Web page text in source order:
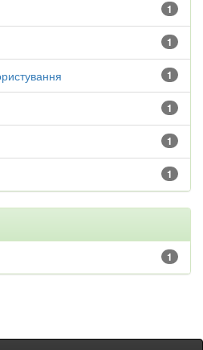
1
1
1
1
1
1
1